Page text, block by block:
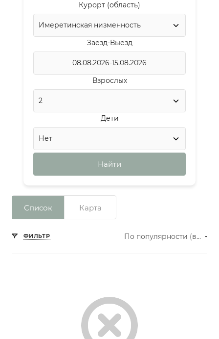
Курорт (область)
Заезд-Выезд
Взрослых
Дети
Найти
Список Карта
ФИЛЬТР По популярности (возрастание)